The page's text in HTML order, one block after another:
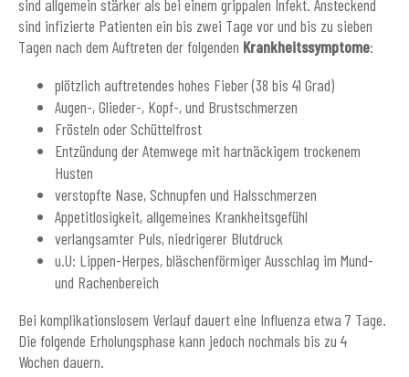
sind allgemein stärker als bei einem grippalen Infekt. Ansteckend
sind infizierte Patienten ein bis zwei Tage vor und bis zu sieben
Tagen nach dem Auftreten der folgenden Krankheitssymptome:
plötzlich auftretendes hohes Fieber (38 bis 41 Grad)
Augen-, Glieder-, Kopf-, und Brustschmerzen
Frösteln oder Schüttelfrost
Entzündung der Atemwege mit hartnäckigem trockenem
Husten
verstopfte Nase, Schnupfen und Halsschmerzen
Appetitlosigkeit, allgemeines Krankheitsgefühl
verlangsamter Puls, niedrigerer Blutdruck
u.U: Lippen-Herpes, bläschenförmiger Ausschlag im Mund-
und Rachenbereich
Bei komplikationslosem Verlauf dauert eine Influenza etwa 7 Tage.
Die folgende Erholungsphase kann jedoch nochmals bis zu 4
Wochen dauern.